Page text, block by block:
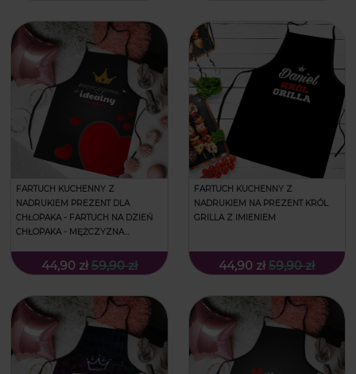
FARTUCH KUCHENNY Z
NADRUKIEM PREZENT DLA
CHŁOPAKA - FARTUCH NA DZIEŃ
CHŁOPAKA - MĘŻCZYZNA
44,90 zł 59,90 zł
FARTUCH KUCHENNY Z
NADRUKIEM NA PREZENT KRÓL
GRILLA Z IMIENIEM
44,90 zł 59,90 zł